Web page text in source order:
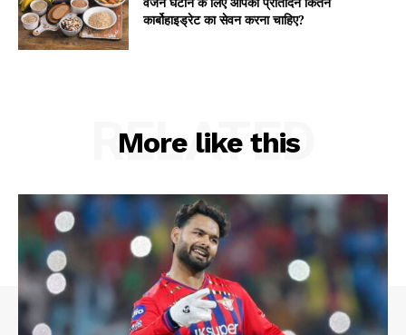
कार्बोहाइड्रेट का सेवन करना चाहिए?
More like this
RELATED